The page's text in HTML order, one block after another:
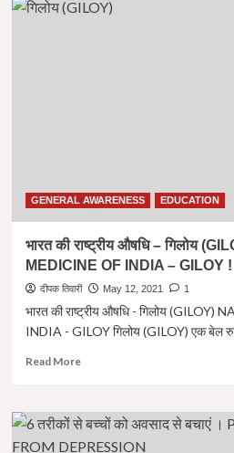
Building
शिक्षा
स्कूल
बच्चों
के
द्वार-
एक
पहल
|
GENERAL AWARENESS EDUCATION
भारत की राष्ट्रीय औषधि – गिलोय
MEDICINE OF INDIA – GILOY !
दीपक तिवारी May 12, 2021 1
भारत की राष्ट्रीय औषधि - गिलोय
INDIA - GILOY गिलोय (GILOY) एक बेल
Read MoreRead
भारत
की
राष्ट्रीय